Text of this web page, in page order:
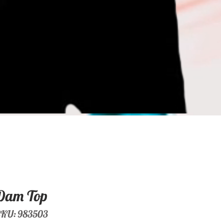
Top
983503